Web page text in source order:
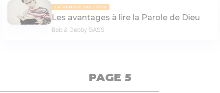
LA PENSÉE DU JOUR
Les avantages à lire la Parole de Dieu
Bob & Debby GASS
PAGE 5